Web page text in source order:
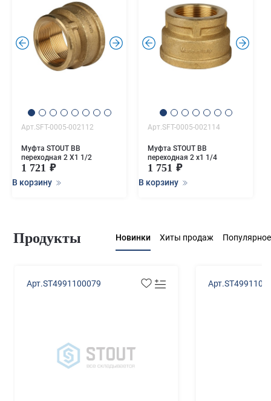
. .
Арт.SFT-0005-002112
Муфта STOUT ВВ
переходная 2 X1 1/2
1 721
В корзину
. .
Арт.SFT-0005-002114
Муфта STOUT ВВ
переходная 2 x1 1/4
1 751
В корзину
Продукты Новинки Хиты продаж Популярное
Арт.ST4991100079